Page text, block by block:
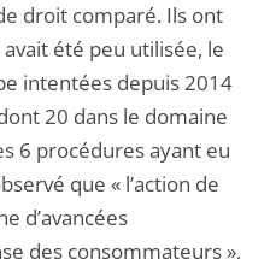
droit comparé. Ils ont
été peu utilisée, le
intentées depuis 2014
20 dans le domaine
6 procédures ayant eu
que « l’action de
d’avancées
des consommateurs »,